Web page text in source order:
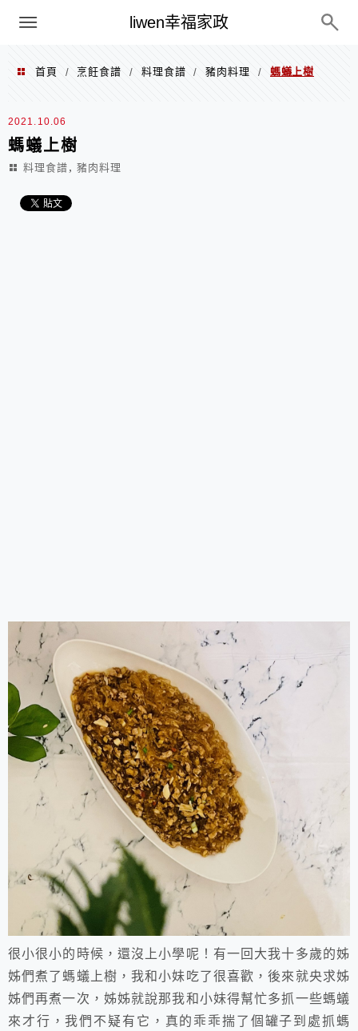
liwen幸福家政
menu
首頁 / 烹飪食譜 / 料理食譜 / 豬肉料理 / 螞蟻上樹
2021.10.06
螞蟻上樹
料理食譜 , 豬肉料理
很小很小的時候，還沒上小學呢！有一回大我十多歲的姊
姊們煮了螞蟻上樹，我和小妹吃了很喜歡，後來就央求姊
姊們再煮一次，姊姊就說那我和小妹得幫忙多抓一些螞蟻
來才行，我們不疑有它，真的乖乖揣了個罐子到處抓螞